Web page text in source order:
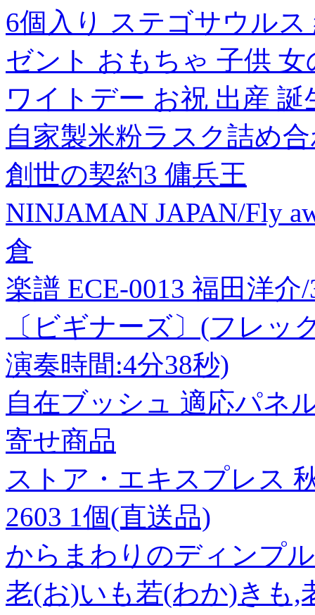
6個入り ステゴサウル
ゼント おもちゃ 子供
ワイトデー お祝 出産
自家製米粉ラスク詰め
創世の契約3 傭兵王
NINJAMAN JAPAN/Fly
倉
楽譜 ECE-0013 福田洋
〔ビギナーズ〕(フレ
演奏時間:4分38秒)
自在ブッシュ 適応パネ
寄せ商品
ストア・エキスプレス
2603 1個(直送品)
からまわりのディンプ
老(お)いも若(わか)きも,